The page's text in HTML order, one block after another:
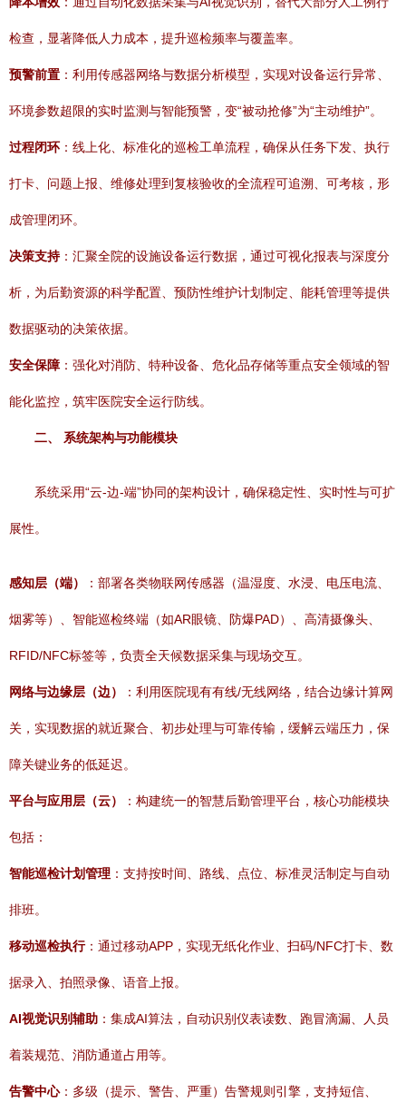
检查，显著降低人力成本，提升巡检频率与覆盖率。
预警前置 ：利用传感器网络与数据分析模型，实现对设备运行异常、
环境参数超限的实时监测与智能预警，变“被动抢修”为“主动维护”。
过程闭环：线上化、标准化的巡检工单流程，确保从任务下发、执行
打卡、问题上报、维修处理到复核验收的全流程可追溯、可考核，形
成管理闭环。
决策支持：汇聚全院的设施设备运行数据，通过可视化报表与深度分
析，为后勤资源的科学配置、预防性维护计划制定、能耗管理等提供
数据驱动的决策依据。
安全保障 ：强化对消防、特种设备、危化品存储等重点安全领域的智
能化监控，筑牢医院安全运行防线。
二、 系统架构与功能模块
系统采用“云-边-端”协同的架构设计，确保稳定性、实时性与可扩
展性。
感知层（端） ：部署各类物联网传感器（温湿度、水浸、电压电流、
烟雾等）、智能巡检终端（如AR眼镜、防爆PAD）、高清摄像头、
RFID/NFC标签等，负责全天候数据采集与现场交互。
网络与边缘层（边） ：利用医院现有有线/无线网络，结合边缘计算网
关，实现数据的就近聚合、初步处理与可靠传输，缓解云端压力，保
障关键业务的低延迟。
平台与应用层（云） ：构建统一的智慧后勤管理平台，核心功能模块
包括：
智能巡检计划管理 ：支持按时间、路线、点位、标准灵活制定与自动
排班。
移动巡检执行：通过移动APP，实现无纸化作业、扫码/NFC打卡、数
据录入、拍照录像、语音上报。
AI视觉识别辅助 ：集成AI算法，自动识别仪表读数、跑冒滴漏、人员
着装规范、消防通道占用等。
告警中心：多级（提示、警告、严重）告警规则引擎，支持短信、